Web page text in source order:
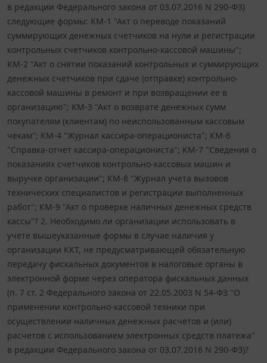
в редакции Федерального закона от 03.07.2016 N 290-ФЗ)
следующие формы: КМ-1 "Акт о переводе показаний
суммирующих денежных счетчиков на нули и регистрации
контрольных счетчиков контрольно-кассовой машины";
КМ-2 "Акт о снятии показаний контрольных и суммирующих
денежных счетчиков при сдаче (отправке) контрольно-
кассовой машины в ремонт и при возвращении ее в
организацию"; КМ-3 "Акт о возврате денежных сумм
покупателям (клиентам) по неиспользованным кассовым
чекам"; КМ-4 "Журнал кассира-операциониста"; КМ-6
"Справка-отчет кассира-операциониста"; КМ-7 "Сведения о
показаниях счетчиков контрольно-кассовых машин и
выручке организации"; КМ-8 "Журнал учета вызовов
технических специалистов и регистрации выполненных
работ"; КМ-9 "Акт о проверке наличных денежных средств
кассы"? 2. Необходимо ли организации использовать в
учете вышеуказанные формы в случае наличия у
организации ККТ, не предусматривающей обязательную
передачу фискальных документов в налоговые органы в
электронной форме через оператора фискальных данных
(п. 7 ст. 2 Федерального закона от 22.05.2003 N 54-ФЗ "О
применении контрольно-кассовой техники при
осуществлении наличных денежных расчетов и (или)
расчетов с использованием электронных средств платежа"
в редакции Федерального закона от 03.07.2016 N 290-ФЗ)?